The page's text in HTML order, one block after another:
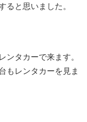
ると思いました。
ンタカーで来ます。
もレンタカーを見ま